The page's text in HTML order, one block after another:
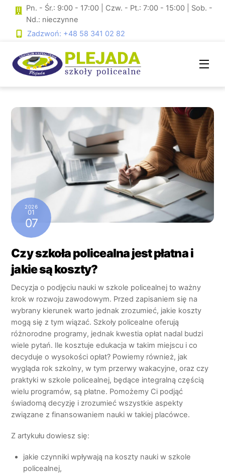
content
Pn. - Śr.: 9:00 - 17:00 | Czw. - Pt.: 7:00 - 15:00 | Sob. -
Nd.: nieczynne
Zadzwoń: +48 58 341 02 82
2026
01
07
Czy szkoła policealna jest płatna i
jakie są koszty?
Decyzja o podjęciu nauki w szkole policealnej to ważny
krok w rozwoju zawodowym. Przed zapisaniem się na
wybrany kierunek warto jednak zrozumieć, jakie koszty
mogą się z tym wiązać. Szkoły policealne oferują
różnorodne programy, jednak kwestia opłat nadal budzi
wiele pytań. Ile kosztuje edukacja w takim miejscu i co
decyduje o wysokości opłat? Powiemy również, jak
wygląda rok szkolny, w tym przerwy wakacyjne, oraz czy
praktyki w szkole policealnej, będące integralną częścią
wielu programów, są płatne. Pomożemy Ci podjąć
świadomą decyzję i zrozumieć wszystkie aspekty
związane z finansowaniem nauki w takiej placówce.
Z artykułu dowiesz się:
jakie czynniki wpływają na koszty nauki w szkole
policealnej,